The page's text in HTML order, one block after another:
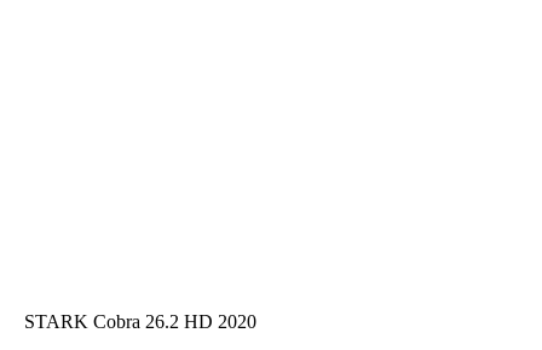
STARK Cobra 26.2 HD 2020